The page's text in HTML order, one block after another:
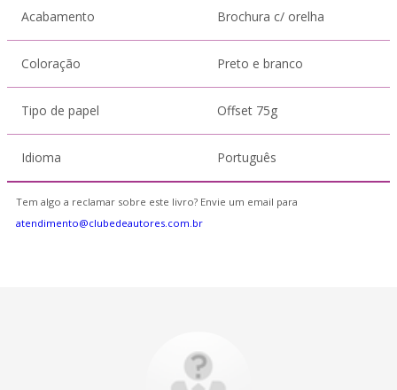
Acabamento Brochura c/ orelha
Coloração Preto e branco
Tipo de papel Offset 75g
Idioma Português
Tem algo a reclamar sobre este livro? Envie um email para
atendimento@clubedeautores.com.br